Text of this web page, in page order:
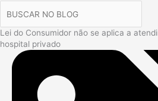
Lei do Consumidor não se aplica a
hospital privado